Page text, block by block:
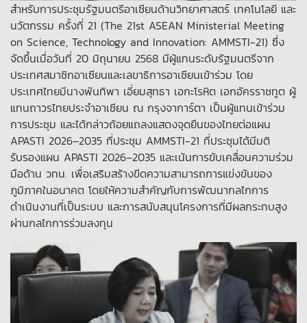
สำหรับการประชุมรัฐมนตรีอาเซียนด้านวิทยาศาสตร์ เทคโนโลยี และ
นวัตกรรม ครั้งที่ 21 (The 21st ASEAN Ministerial Meeting
on Science, Technology and Innovation: AMMSTI-21) ซึ่ง
จัดขึ้นเมื่อวันที่ 20 มิถุนายน 2568 มีผู้แทนระดับรัฐมนตรีจาก
ประเทศสมาชิกอาเซียนและเลขาธิการอาเซียนเข้าร่วม โดย
ประเทศไทยมีนางพันทิพา เอี่ยมสุทธา เอกะโรหิต เอกอัครราชทูต ผู้
แทนถาวรไทยประจำอาเซียน ณ กรุงจาการ์ตา เป็นผู้แทนเข้าร่วม
การประชุม และได้กล่าวถ้อยแถลงแสดงจุดยืนของไทยต่อแผน
APASTI 2026–2035 ที่ประชุม AMMSTI-21 ที่ประชุมได้มีมติ
รับรองแผน APASTI 2026–2035 และเน้นการขับเคลื่อนความร่วม
มือด้าน วทน. เพื่อเสริมสร้างขีดความสามารถการแข่งขันของ
ภูมิภาคในอนาคต โดยให้ความสำคัญกับการพัฒนากลไกการ
ดำเนินงานที่เป็นระบบ และการสนับสนุนโครงการที่มีผลกระทบสูง
ผ่านกลไกการร่วมลงทุน